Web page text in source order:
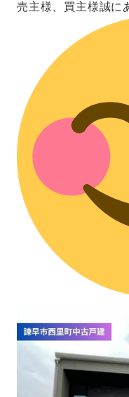
売主様、買主様誠に